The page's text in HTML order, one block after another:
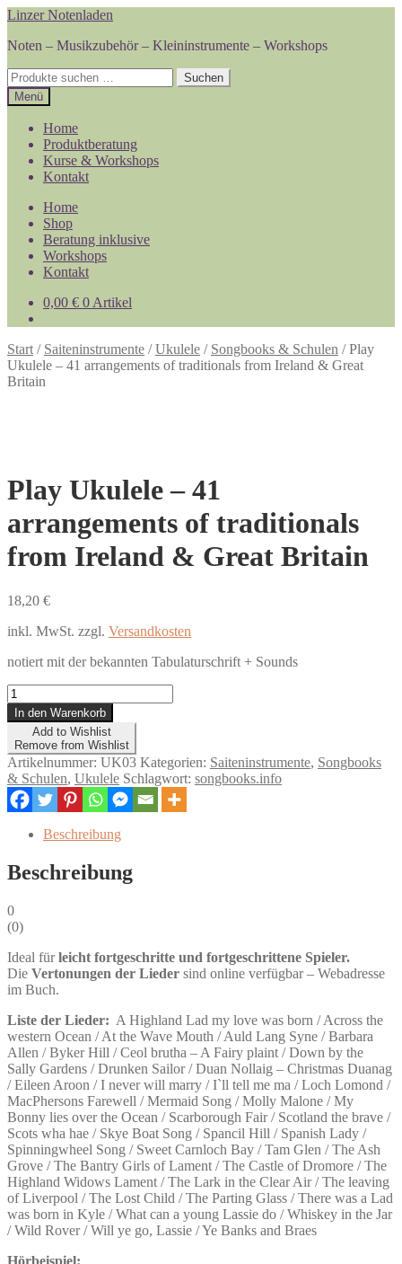
Zur
springen
Zum
springen
Linzer Notenladen
Noten – Musikzubehör – Kleininstrumente – Workshops
Suchen
nach:
Suchen
Menü
Home
Produktberatung
Kurse & Workshops
Kontakt
Home
Shop
Beratung inklusive
Workshops
Kontakt
0,00 € 0 Artikel
Start / Saiteninstrumente /Ukulele / Songbooks & Schulen /Play
Ukulele – 41 arrangements of traditionals from Ireland & Great
Britain
Play Ukulele – 41
arrangements of traditionals
from Ireland & Great Britain
18,20 €
inkl. MwSt. zzgl. Versandkosten
notiert mit der bekannten Tabulaturschrift + Sounds
Play
Ukulele
–
41
arrangements
of
traditionals
from
Britain
In den Warenkorb
Add to Wishlist
Remove from Wishlist
Artikelnummer: UK03 Kategorien: Saiteninstrumente, Songbooks
& Schulen, Ukulele Schlagwort: songbooks.info
Beschreibung
Beschreibung
0
(0)
Ideal fürleicht fortgeschritte und fortgeschrittene Spieler.
Die Vertonungen der Lieder sind online verfügbar – Webadresse
im Buch.
Liste der Lieder: A Highland Lad my love was born / Across the
western Ocean / At the Wave Mouth / Auld Lang Syne / Barbara
Allen / Byker Hill / Ceol brutha – A Fairy plaint / Down by the
Sally Gardens / Drunken Sailor / Duan Nollaig – Christmas Duanag
/ Eileen Aroon / I never will marry / I`ll tell me ma / Loch Lomond /
MacPhersons Farewell / Mermaid Song / Molly Malone / My
Bonny lies over the Ocean / Scarborough Fair / Scotland the brave /
Scots wha hae / Skye Boat Song / Spancil Hill / Spanish Lady /
Spinningwheel Song / Sweet Carnloch Bay / Tam Glen / The Ash
Grove / The Bantry Girls of Lament / The Castle of Dromore / The
Highland Widows Lament / The Lark in the Clear Air / The leaving
of Liverpool / The Lost Child / The Parting Glass / There was a Lad
was born in Kyle / What can a young Lassie do / Whiskey in the Jar
/ Wild Rover / Will ye go, Lassie / Ye Banks and Braes
Hörbeispiel: